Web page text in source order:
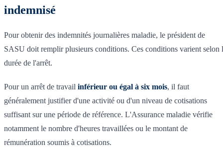
indemnisé
Pour obtenir des indemnités journalières maladie, le président de
SASU doit remplir plusieurs conditions. Ces conditions varient selon
durée de l'arrêt.
Pour un arrêt de travail inférieur ou égal à six mois, il faut
généralement justifier d'une activité ou d'un niveau de cotisations
suffisant sur une période de référence. L'Assurance maladie vérifie
notamment le nombre d'heures travaillées ou le montant de
rémunération soumis à cotisations.